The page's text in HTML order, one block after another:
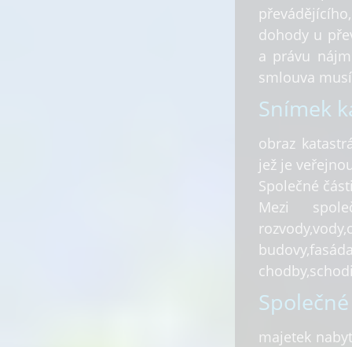
dohody u
a právu
smlouva
Snímek
obraz
jež je
Společné
Mezi
majetek